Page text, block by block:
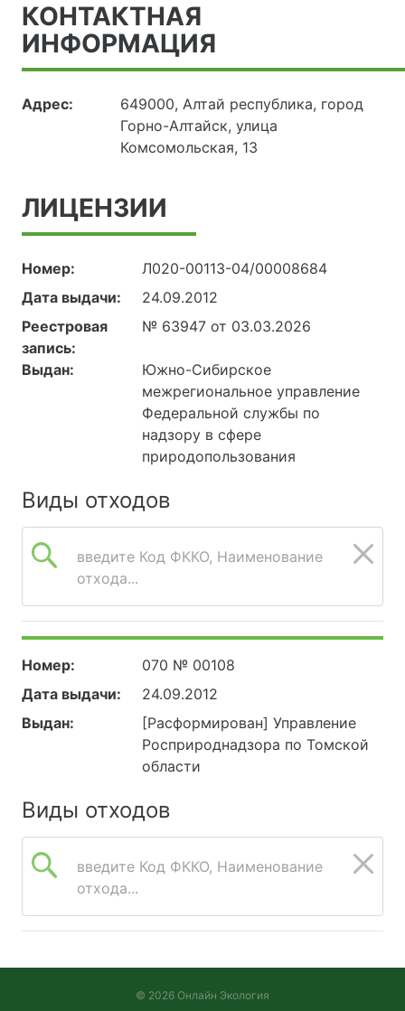
КОНТАКТНАЯ
ИНФОРМАЦИЯ
Адрес:
649000, Алтай республика, город
Горно-Алтайск, улица
Комсомольская, 13
ЛИЦЕНЗИИ
Номер:
Л020-00113-04/00008684
Дата выдачи:
24.09.2012
Реестровая
запись:
№ 63947 от 03.03.2026
Выдан:
Южно-Сибирское
межрегиональное управление
Федеральной службы по
надзору в сфере
природопользования
Виды отходов
введите Код ФККО, Наименование
отхода...
Номер:
070 № 00108
Дата выдачи:
24.09.2012
Выдан:
[Расформирован] Управление
Росприроднадзора по Томской
области
Виды отходов
введите Код ФККО, Наименование
отхода...
© 2026 Онлайн Экология